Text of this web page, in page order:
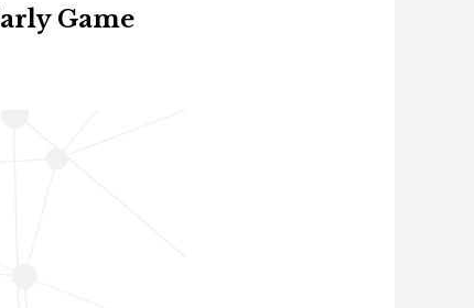
Game